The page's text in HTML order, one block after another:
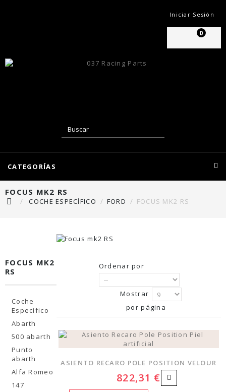
Iniciar Sesión
0
CATEGORÍAS
FOCUS MK2 RS
COCHE ESPECÍFICO FORD FOCUS MK2 RS
FOCUS MK2
RS
Coche
Específico
Abarth
500 abarth
Punto
abarth
Alfa Romeo
147
Ordenar por
Mostrar
por página
ASIENTO RECARO POLE POSITION VELOUR
822,31 €